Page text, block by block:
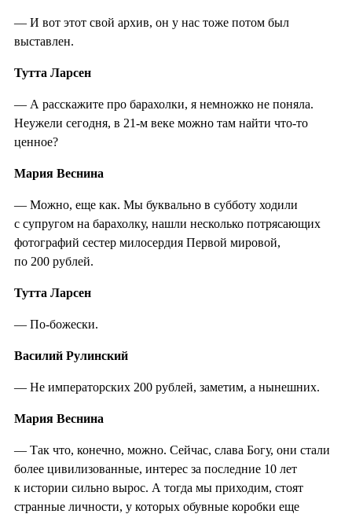
— И вот этот свой архив, он у нас тоже потом был
выставлен.
Тутта Ларсен
— А расскажите про барахолки, я немножко не поняла.
Неужели сегодня, в 21-м веке можно там найти что-то
ценное?
Мария Веснина
— Можно, еще как. Мы буквально в субботу ходили
с супругом на барахолку, нашли несколько потрясающих
фотографий сестер милосердия Первой мировой,
по 200 рублей.
Тутта Ларсен
— По-божески.
Василий Рулинский
— Не императорских 200 рублей, заметим, а нынешних.
Мария Веснина
— Так что, конечно, можно. Сейчас, слава Богу, они стали
более цивилизованные, интерес за последние 10 лет
к истории сильно вырос. А тогда мы приходим, стоят
странные личности, у которых обувные коробки еще